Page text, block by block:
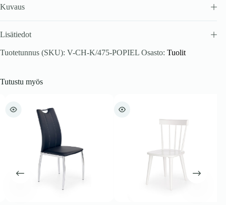
Kuvaus
Lisätiedot
Tuotetunnus (SKU): V-CH-K/475-POPIEL Osasto: Tuolit
Tutustu myös